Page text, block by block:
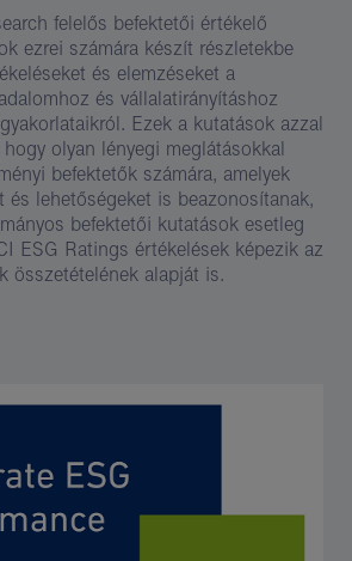
felelős befektetői értékelő
ezrei számára készít részletekbe
és elemzéseket a
és vállalatirányításhoz
Ezek a kutatások azzal
olyan lényegi meglátásokkal
befektetők számára, amelyek
és lehetőségeket is beazonosítanak,
befektetői kutatások esetleg
ESG Ratings értékelések képezik az
összetételének alapját is.